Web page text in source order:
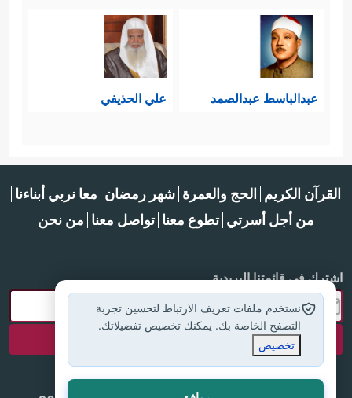
عبدالباسط عبدالصمد علي الحذيفي
القرآن الكريم الحج والعمرة شهر رمضان معا نربي أبناءنا
من أجل أسرتي تطوع معنا تواصل معنا من نحن
اشترك في قائمتنا البريدية
نستخدم ملفات تعريف الارتباط لتحسين تجربة
التصفح الخاصة بك. يمكنك تخصيص تفضيلاتك.
تخصيص